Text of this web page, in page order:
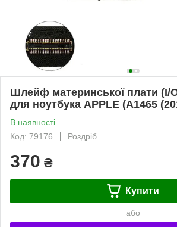
Шлейф материнської плати (I/
для ноутбука APPLE (A1465
В наявності
Код: 79176
Роздріб
370 ₴
Купити
або